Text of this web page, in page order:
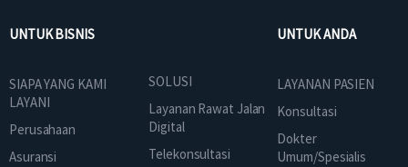
UNTUK BISNIS
SIAPA YANG KAMI
LAYANI
Perusahaan
Asuransi
SOLUSI
Layanan Rawat Jalan
Digital
Telekonsultasi
UNTUK ANDA
LAYANAN PASIEN
Konsultasi
Dokter
Umum/Spesialis